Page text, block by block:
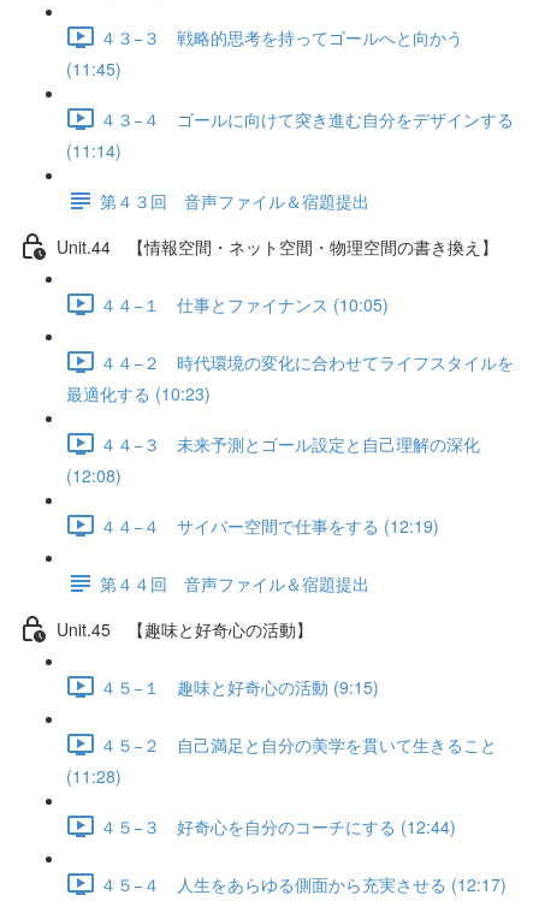
４３−３ 戦略的思考を持ってゴールへと向かう
(11:45)
４３−４ ゴールに向けて突き進む自分をデザインする
(11:14)
第４３回 音声ファイル＆宿題提出
Unit.44 【情報空間・ネット空間・物理空間の書き換え】
４４−１ 仕事とファイナンス (10:05)
４４−２ 時代環境の変化に合わせてライフスタイルを
最適化する (10:23)
４４−３ 未来予測とゴール設定と自己理解の深化
(12:08)
４４−４ サイバー空間で仕事をする (12:19)
第４４回 音声ファイル＆宿題提出
Unit.45 【趣味と好奇心の活動】
４５−１ 趣味と好奇心の活動 (9:15)
４５−２ 自己満足と自分の美学を貫いて生きること
(11:28)
４５−３ 好奇心を自分のコーチにする (12:44)
４５−４ 人生をあらゆる側面から充実させる (12:17)